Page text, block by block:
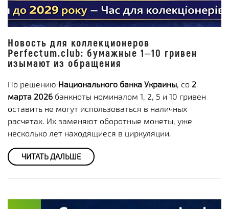
Новость для коллекционеров
Perfectum.club: бумажные 1–10 гривен
изымают из обращения
По решению Национального банка Украины , со 2
марта 2026 банкноты номиналом 1, 2, 5 и 10 гривен
оставить не могут использоваться в наличных
расчетах. Их заменяют оборотные монеты, уже
несколько лет находящиеся в циркуляции.
ЧИТАТЬ ДАЛЬШЕ